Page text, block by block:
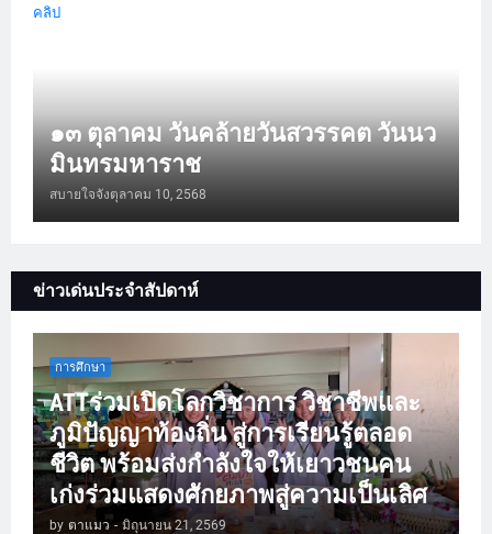
คลิป
๑๓ ตุลาคม วันคล้ายวันสวรรคต วันนว
มินทรมหาราช
สบายใจจังตุลาคม 10, 2568
ข่าวเด่นประจำสัปดาห์
การศึกษา
ATTร่วมเปิดโลกวิชาการ วิชาชีพและ
ภูมิปัญญาท้องถิ่น สู่การเรียนรู้ตลอด
ชีวิต พร้อมส่งกำลังใจให้เยาวชนคน
เก่งร่วมแสดงศักยภาพสู่ความเป็นเลิศ
by ตาแมว - มิถุนายน 21, 2569